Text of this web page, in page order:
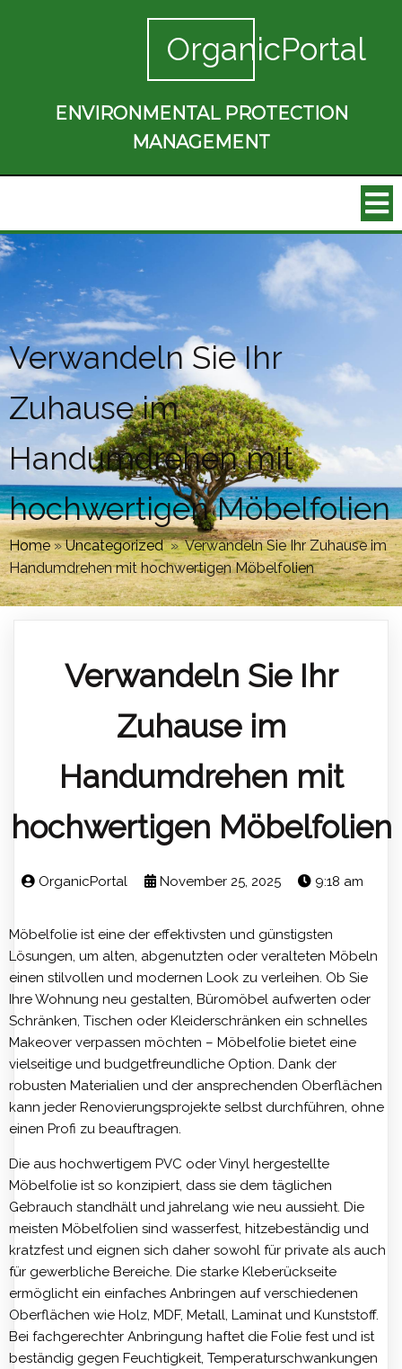
OrganicPortal
ENVIRONMENTAL PROTECTION
MANAGEMENT
Verwandeln Sie Ihr
Zuhause im
Handumdrehen mit
hochwertigen Möbelfolien
Home»Uncategorized »Verwandeln Sie Ihr Zuhause im
Handumdrehen mit hochwertigen Möbelfolien
Verwandeln Sie Ihr
Zuhause im
Handumdrehen mit
hochwertigen Möbelfolien
OrganicPortal November 25, 2025 9:18 am
Möbelfolie ist eine der effektivsten und günstigsten
Lösungen, um alten, abgenutzten oder veralteten Möbeln
einen stilvollen und modernen Look zu verleihen. Ob Sie
Ihre Wohnung neu gestalten, Büromöbel aufwerten oder
Schränken, Tischen oder Kleiderschränken ein schnelles
Makeover verpassen möchten – Möbelfolie bietet eine
vielseitige und budgetfreundliche Option. Dank der
robusten Materialien und der ansprechenden Oberflächen
kann jeder Renovierungsprojekte selbst durchführen, ohne
einen Profi zu beauftragen.
Die aus hochwertigem PVC oder Vinyl hergestellte
Möbelfolie ist so konzipiert, dass sie dem täglichen
Gebrauch standhält und jahrelang wie neu aussieht. Die
meisten Möbelfolien sind wasserfest, hitzebeständig und
kratzfest und eignen sich daher sowohl für private als auch
für gewerbliche Bereiche. Die starke Kleberückseite
ermöglicht ein einfaches Anbringen auf verschiedenen
Oberflächen wie Holz, MDF, Metall, Laminat und Kunststoff.
Bei fachgerechter Anbringung haftet die Folie fest und ist
beständig gegen Feuchtigkeit, Temperaturschwankungen